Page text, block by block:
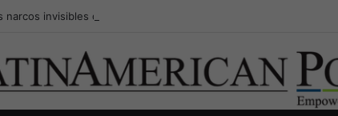
narcos invisibles de Colombia: la guerra secreta por la verdad, el